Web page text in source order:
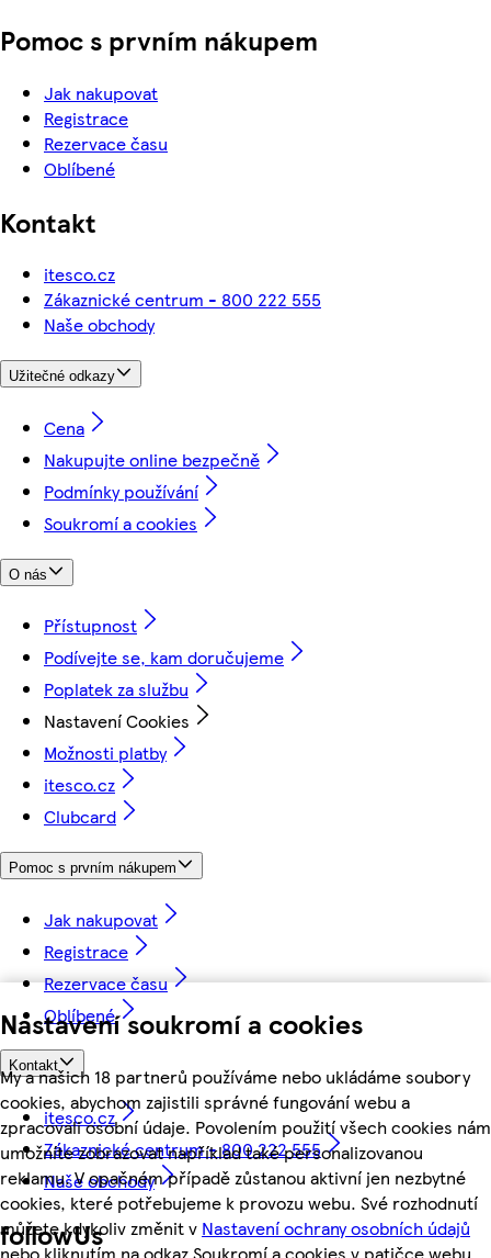
Nastavení soukromí a cookies
My a našich 18 partnerů používáme nebo ukládáme soubory
cookies, abychom zajistili správné fungování webu a
zpracovali osobní údaje. Povolením použití všech cookies nám
umožníte zobrazovat například také personalizovanou
reklamu. V opačném případě zůstanou aktivní jen nezbytné
cookies, které potřebujeme k provozu webu. Své rozhodnutí
můžete kdykoliv změnit v Nastavení ochrany osobních údajů
nebo kliknutím na odkaz Soukromí a cookies v patičce webu.
Pomoc s prvním nákupem
Jak nakupovat
Registrace
Rezervace času
Oblíbené
Kontakt
itesco.cz
Zákaznické centrum - 800 222 555
Naše obchody
Užitečné odkazy
Cena
Nakupujte online bezpečně
Podmínky používání
Soukromí a cookies
O nás
Přístupnost
Podívejte se, kam doručujeme
Poplatek za službu
Nastavení Cookies
Možnosti platby
itesco.cz
Clubcard
Pomoc s prvním nákupem
Jak nakupovat
Registrace
Rezervace času
Oblíbené
Kontakt
itesco.cz
Zákaznické centrum - 800 222 555
Naše obchody
followUs